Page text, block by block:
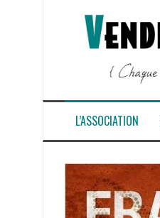
L’ASSOCIATION